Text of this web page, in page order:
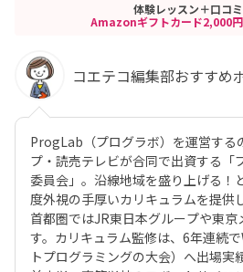
体験レッスン＋口コ
Amazonギフトカード2,000
コエテコ編集部おすすめ
ProgLab（プログラボ）を運営する
プ・読売テレビが合同で出資する「
委員会」。沿線地域を盛り上げる！
度外視の手厚いカリキュラムを提供
首都圏ではJR東日本グループや東京
す。カリキュラム監修は、6年連続
トプログラミングの大会）へ出場実